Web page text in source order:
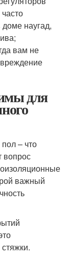
доме наугад,
вам не
для
– что
вопрос
важный